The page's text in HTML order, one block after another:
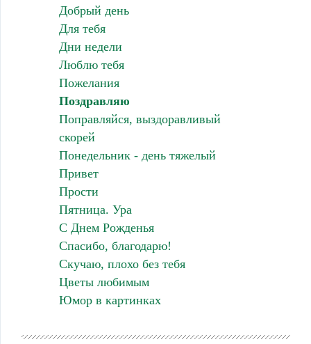
Добрый день
Для тебя
Дни недели
Люблю тебя
Пожелания
Поздравляю
Поправляйся, выздоравливый
скорей
Понедельник - день тяжелый
Привет
Прости
Пятница. Ура
С Днем Рожденья
Спасибо, благодарю!
Скучаю, плохо без тебя
Цветы любимым
Юмор в картинках